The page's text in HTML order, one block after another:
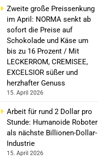
Zweite große Preissenkung
im April: NORMA senkt ab
sofort die Preise auf
Schokolade und Käse um
bis zu 16 Prozent / Mit
LECKERROM, CREMISEE,
EXCELSIOR süßer und
herzhafter Genuss
15. April 2026
Arbeit für rund 2 Dollar pro
Stunde: Humanoide Roboter
als nächste Billionen-Dollar-
Industrie
15. April 2026